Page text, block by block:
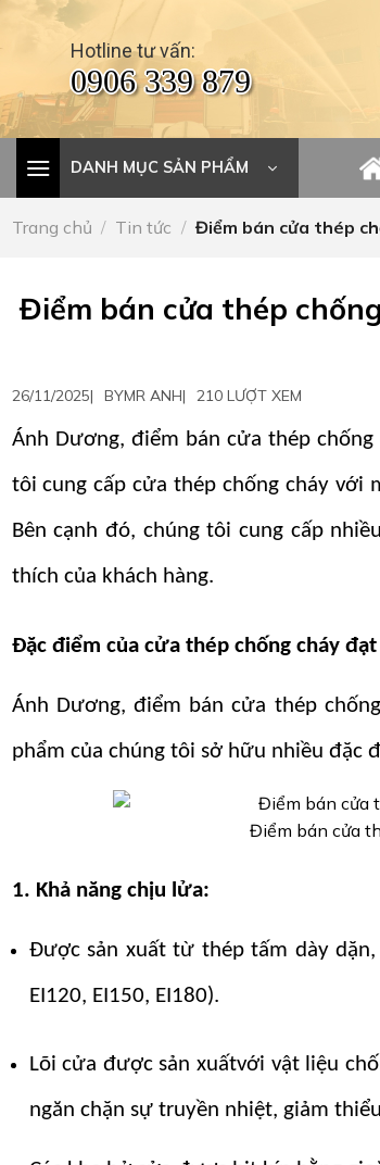
Hotline tư vấn:
0906 339 879
DANH MỤC SẢN PHẨM
Trang chủ / Tin tức / Điểm bán cửa thép
Điểm bán cửa thép
26/11/2025| BYMR ANH| 210 LƯỢT XEM
Ánh Dương, điểm bán cửa thép chống
tôi cung cấp cửa thép chống cháy
Bên cạnh đó, chúng tôi cung cấp
thích của khách hàng.
Đặc điểm của cửa thép chống cháy đạt
Ánh Dương, điểm bán cửa thép
phẩm của chúng tôi sở hữu nhiều đặc
Điểm bán cửa
1. Khả năng chịu lửa:
Được sản xuất từ thép tấm dày
EI120, EI150, EI180).
Lõi cửa đượcsản xuấtvới vật liệu
ngăn chặn sự truyền nhiệt, giảm